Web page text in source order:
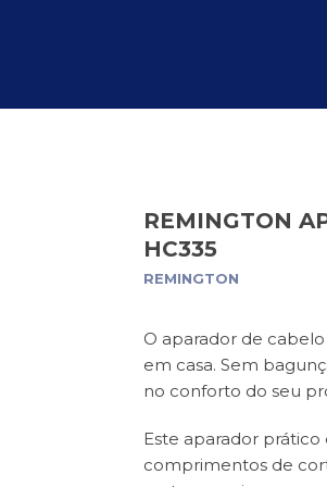
REMINGTON
HC335
REMINGTON
O aparador de
em casa. Sem
no conforto do seu
Este aparador
comprimentos de